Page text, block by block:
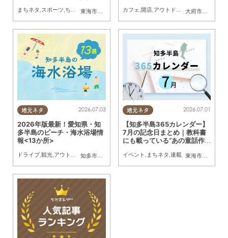
東海市
, 大府市 知多市 ,東浦町,常滑市 武豊町,美浜町
まちネタ ,スポーツ,ちたまる広告 大府市東浦町
も登場
カフェ,開店,アウトドア 自然,まちネタ
地元ネタ
知多市
,常滑市 美浜町,南知多町
2026.07.03
2026年版最新！愛知県・知
多半島のビーチ・海水浴場情
報<13か所>
ドライブ,観光,アウトドア ,自然,まちネタ 季節ネタ, まとめ記事,親子 ,家族,カップル
地元ネタ
東海市
,大府市
2026.07.01
【知多半島365カレンダー】
7月の記念日まとめ｜教科書
にも載っている“あの童話作
家”が生まれた月
イベント , まちネタ ,連載